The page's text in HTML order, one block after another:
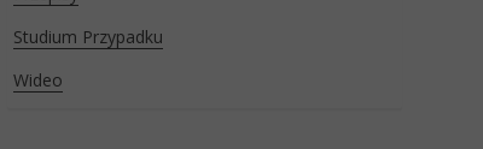
Studium Przypadku
Wideo